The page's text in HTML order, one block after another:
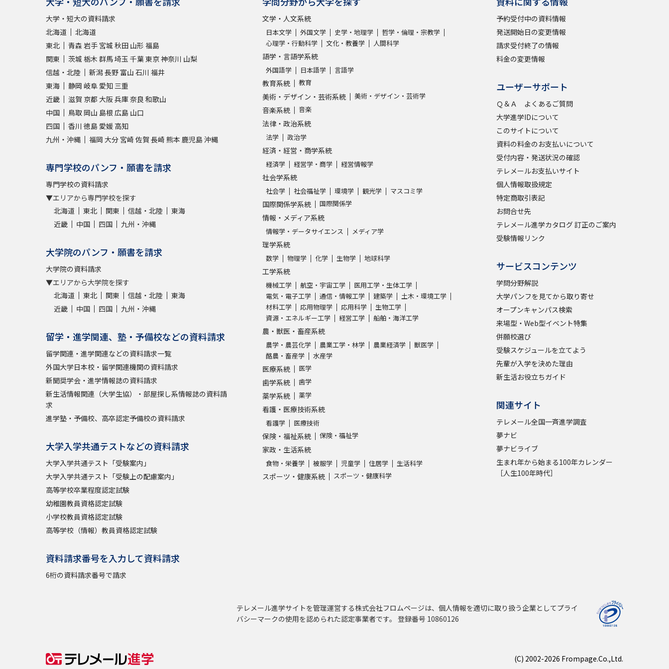
学問発見 学問検索
大学で学びたい学問発見
学問のミニ講義「夢ナビ講義」 学問の教科書 夢ナビライブ
Ｑ＆Ａ よくあるご質問
このサイトについて
受付内容・発送状況の確認 テレメールお支払いサイト
個人情報取扱規定
特定商取引表記 テレメール進学カタログ
受験情報リンク
大学・短大の資料請求
北海道
北海道
東北
青森 岩手 宮城 秋田 山形 福島
関東
茨城 栃木 群馬埼玉 千葉東京神奈川 山梨
信越・北陸
新潟長野 富山 石川 福井
東海
静岡 岐阜 愛知 三重
近畿
滋賀 京都 大阪兵庫奈良 和歌山
中国
鳥取 岡山 島根 広島 山口
四国
香川 徳島 愛媛 高知
九州・沖縄
福岡 大分 宮崎 佐賀 長崎 熊本 鹿児島沖縄
専門学校のパンフ・願書を請求
専門学校の資料請求
▼エリアから専門学校を探す
北海道
東北 関東 信越・北陸
東海
近畿
中国 四国 九州・沖縄
大学院のパンフ・願書を請求
大学院の資料請求
▼エリアから大学院を探す
北海道
東北 関東 信越・北陸
東海
近畿
中国 四国 九州・沖縄
留学・進学関連、塾・予備校などの資料請求
留学関連・進学関連などの資料請求一覧
外国大学日本校・留学関連機関の資料請求
新聞奨学会・進学情報誌の資料請求
新生活情報関連（大学生協）・部屋探し系情報誌の資料請
求
進学塾・予備校、高卒認定予備校の資料請求
大学入学共通テストなどの資料請求
大学入学共通テスト「受験案内」
大学入学共通テスト「受験上の配慮案内」
高等学校卒業程度認定試験
幼稚園教員資格認定試験
小学校教員資格認定試験
高等学校（情報）教員資格認定試験
資料請求番号を入力して資料請求
6桁の資料請求番号で請求
文学・人文系統
日本文学 外国文学 史学・地理学
哲学・倫理・宗教学
心理学・行動科学
文化・教養学 人間科学
語学・言語学系統
外国語学 日本語学 言語学
教育系統 教育
美術・デザイン・芸術系統 美術・デザイン・芸術学
音楽系統 音楽
法律・政治系統
法学 政治学
経済・経営・商学系統
経済学 経営学・商学 経営情報学
社会学系統
社会学 社会福祉学 環境学 観光学 マスコミ学
国際関係学系統 国際関係学
情報・メディア系統
情報学・データサイエンス メディア学
理学系統
数学 物理学 化学 生物学 地球科学
工学系統
機械工学 航空・宇宙工学
医用工学・生体工学
電気・電子工学
通信・情報工学 建築学
土木・環境工学
材料工学
応用物理学 応用科学
生物工学
資源・エネルギー工学
経営工学 船舶・海洋工学
農・獣医・畜産系統
農学・農芸化学 農業工学・林学 農業経済学
獣医学
酪農・畜産学
水産学
医療系統 医学
歯学系統 歯学
薬学系統 薬学
看護・医療技術系統
看護学 医療技術
保険・福祉系統 保険・福祉学
家政・生活系統
食物・栄養学 被服学 児童学 住居学 生活科学
スポーツ・健康系統 スポーツ・健康科学
予約受付中の資料情報
発送開始日の変更情報
請求受付終了の情報
料金の変更情報
ユーザーサポート
Ｑ＆Ａ よくあるご質問
大学進学IDについて
このサイトについて
資料の料金のお支払いについて
受付内容・発送状況の確認
テレメールお支払いサイト
個人情報取扱規定
特定商取引表記
お問合せ先
テレメール進学カタログ 訂正のご案内
受験情報リンク
サービスコンテンツ
学問分野解説
大学パンフを見てから取り寄せ
オープンキャンパス検索
来場型・Web型イベント特集
併願校選び
受験スケジュールを立てよう
先輩が入学を決めた理由
新生活お役立ちガイド
関連サイト
テレメール全国一斉進学調査
夢ナビ
夢ナビライブ
生まれ年から始まる100年カレンダー
［人生100年時代］
テレメール進学サイトを管理運営する株式会社フロムページは、個人情報を適切に取り扱う企業としてプライ
バシーマークの使用を認められた認定事業者です。 登録番号 10860126
(C) 2002-2026 Frompage.Co.,Ltd.